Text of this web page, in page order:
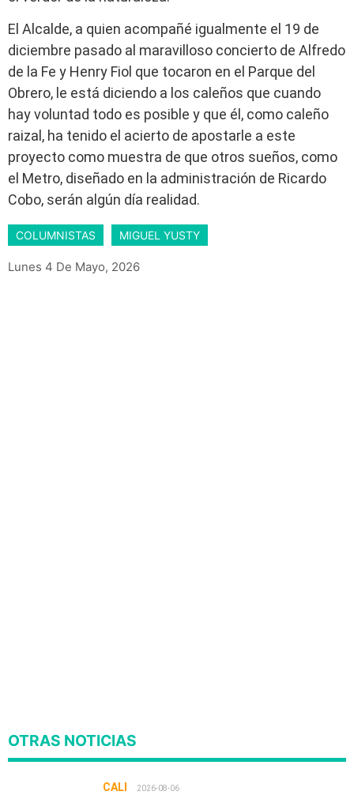
El Alcalde, a quien acompañé igualmente el 19 de
diciembre pasado al maravilloso concierto de Alfredo
de la Fe y Henry Fiol que tocaron en el Parque del
Obrero, le está diciendo a los caleños que cuando
hay voluntad todo es posible y que él, como caleño
raizal, ha tenido el acierto de apostarle a este
proyecto como muestra de que otros sueños, como
el Metro, diseñado en la administración de Ricardo
Cobo, serán algún día realidad.
COLUMNISTAS MIGUEL YUSTY
Lunes 4 De Mayo, 2026
OTRAS NOTICIAS
CALI 2026-08-06